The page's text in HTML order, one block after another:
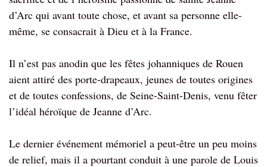
d’Arc qui avant toute chose, et avant sa personne elle-
même, se consacrait à Dieu et à la France.
Il n’est pas anodin que les fêtes johanniques de Rouen
aient attiré des porte-drapeaux, jeunes de toutes origines
et de toutes confessions, de Seine-Saint-Denis, venu fêter
l’idéal héroïque de Jeanne d’Arc.
Le dernier événement mémoriel a peut-être un peu moins
de relief, mais il a pourtant conduit à une parole de Louis